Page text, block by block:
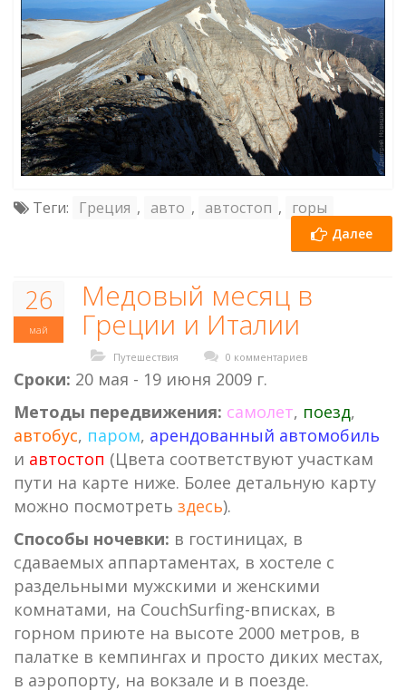
Теги: Греция , авто , автостоп , горы
Далее
26
май
Медовый месяц в
Греции и Италии
Путешествия 0 комментариев
Сроки: 20 мая - 19 июня 2009 г.
Методы передвижения: самолет, поезд,
автобус, паром, арендованный автомобиль
и автостоп (Цвета соответствуют участкам
пути на карте ниже. Более детальную карту
можно посмотреть здесь).
Cпособы ночевки: в гостиницах, в
сдаваемых аппартаментах, в хостеле с
раздельными мужскими и женскими
комнатами, на CouchSurfing-вписках, в
горном приюте на высоте 2000 метров, в
палатке в кемпингах и просто диких местах,
в аэропорту, на вокзале и в поезде.